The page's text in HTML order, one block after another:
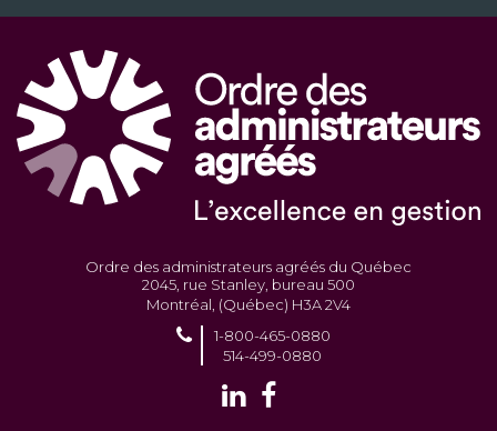
Ordre des administrateurs agréés du Québec
2045, rue Stanley, bureau 500
Montréal, (Québec) H3A 2V4
1-800-465-0880
514-499-0880